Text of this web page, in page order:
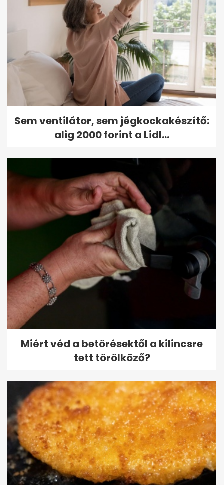
Sem ventilátor, sem jégkockakészítő:
alig 2000 forint a Lidl...
Miért véd a betörésektől a kilincsre
tett törölköző?